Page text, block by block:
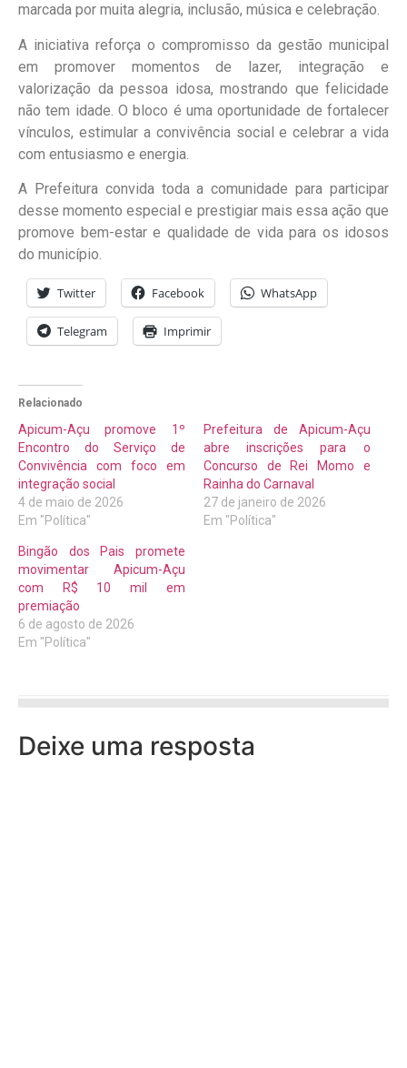
marcada por muita alegria, inclusão, música e celebração.
A iniciativa reforça o compromisso da gestão municipal
em promover momentos de lazer, integração e
valorização da pessoa idosa, mostrando que felicidade
não tem idade. O bloco é uma oportunidade de fortalecer
vínculos, estimular a convivência social e celebrar a vida
com entusiasmo e energia.
A Prefeitura convida toda a comunidade para participar
desse momento especial e prestigiar mais essa ação que
promove bem-estar e qualidade de vida para os idosos
do município.
Twitter Facebook WhatsApp
Telegram Imprimir
Relacionado
Apicum-Açu promove 1º
Encontro do Serviço de
Convivência com foco em
integração social
4 de maio de 2026
Em "Política"
Prefeitura de Apicum-Açu
abre inscrições para o
Concurso de Rei Momo e
Rainha do Carnaval
27 de janeiro de 2026
Em "Política"
Bingão dos Pais promete
movimentar Apicum-Açu
com R$ 10 mil em
premiação
6 de agosto de 2026
Em "Política"
Deixe uma resposta